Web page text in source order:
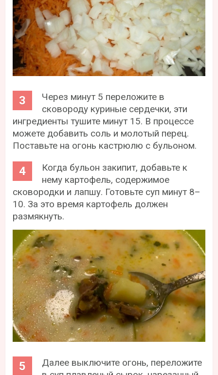
Через минут 5 переложите в
сковороду куриные сердечки, эти
ингредиенты тушите минут 15. В процессе
можете добавить соль и молотый перец.
Поставьте на огонь кастрюлю с бульоном.
Когда бульон закипит, добавьте к
нему картофель, содержимое
сковородки и лапшу. Готовьте суп минут 8–
10. За это время картофель должен
размякнуть.
Далее выключите огонь, переложите